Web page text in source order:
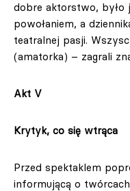
dobre aktorstwo, było
powołaniem, a
teatralnej pasji.
(amatorka) – zagrali
Akt V
Krytyk, co się wtrąca
Przed spektaklem
informującą o